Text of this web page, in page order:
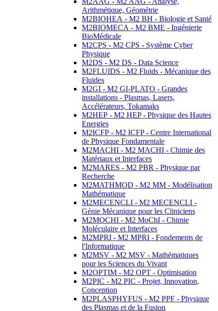
Arithmétique, Géométrie
M2BIOHEA - M2 BH - Biologie et Santé
M2BIOMECA - M2 BME - Ingénierie
BioMédicale
M2CPS - M2 CPS - Système Cyber
Physique
M2DS - M2 DS - Data Science
M2FLUIDS - M2 Fluids - Mécanique des
Fluides
M2GI - M2 GI-PLATO - Grandes
installations - Plasmas, Lasers,
Accélérateurs, Tokamaks
M2HEP - M2 HEP - Physique des Hautes
Energies
M2ICFP - M2 ICFP - Centre International
de Physique Fondamentale
M2MACHI - M2 MACHI - Chimie des
Matériaux et Interfaces
M2MARES - M2 PBR - Physique par
Recherche
M2MATHMOD - M2 MM - Modélisation
Mathématique
M2MECENCLI - M2 MECENCLI -
Génie Mécanique pour les Cliniciens
M2MOCHI - M2 MoChI - Chimie
Moléculaire et Interfaces
M2MPRI - M2 MPRI - Fondements de
l'Informatique
M2MSV - M2 MSV - Mathématiques
pour les Sciences du Vivant
M2OPTIM - M2 OPT - Optimisation
M2PIC - M2 PIC - Projet, Innovation,
Conception
M2PLASPHYFUS - M2 PPF - Physique
des Plasmas et de la Fusion